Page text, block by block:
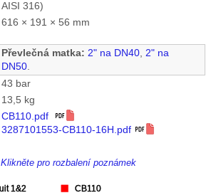
AISI 316)
616 × 191 × 56 mm
Převlečná matka: 2" na DN40, 2" na
DN50.
43 bar
13,5 kg
CB110.pdf
3287101553-CB110-16H.pdf
Klikněte pro rozbalení poznámek